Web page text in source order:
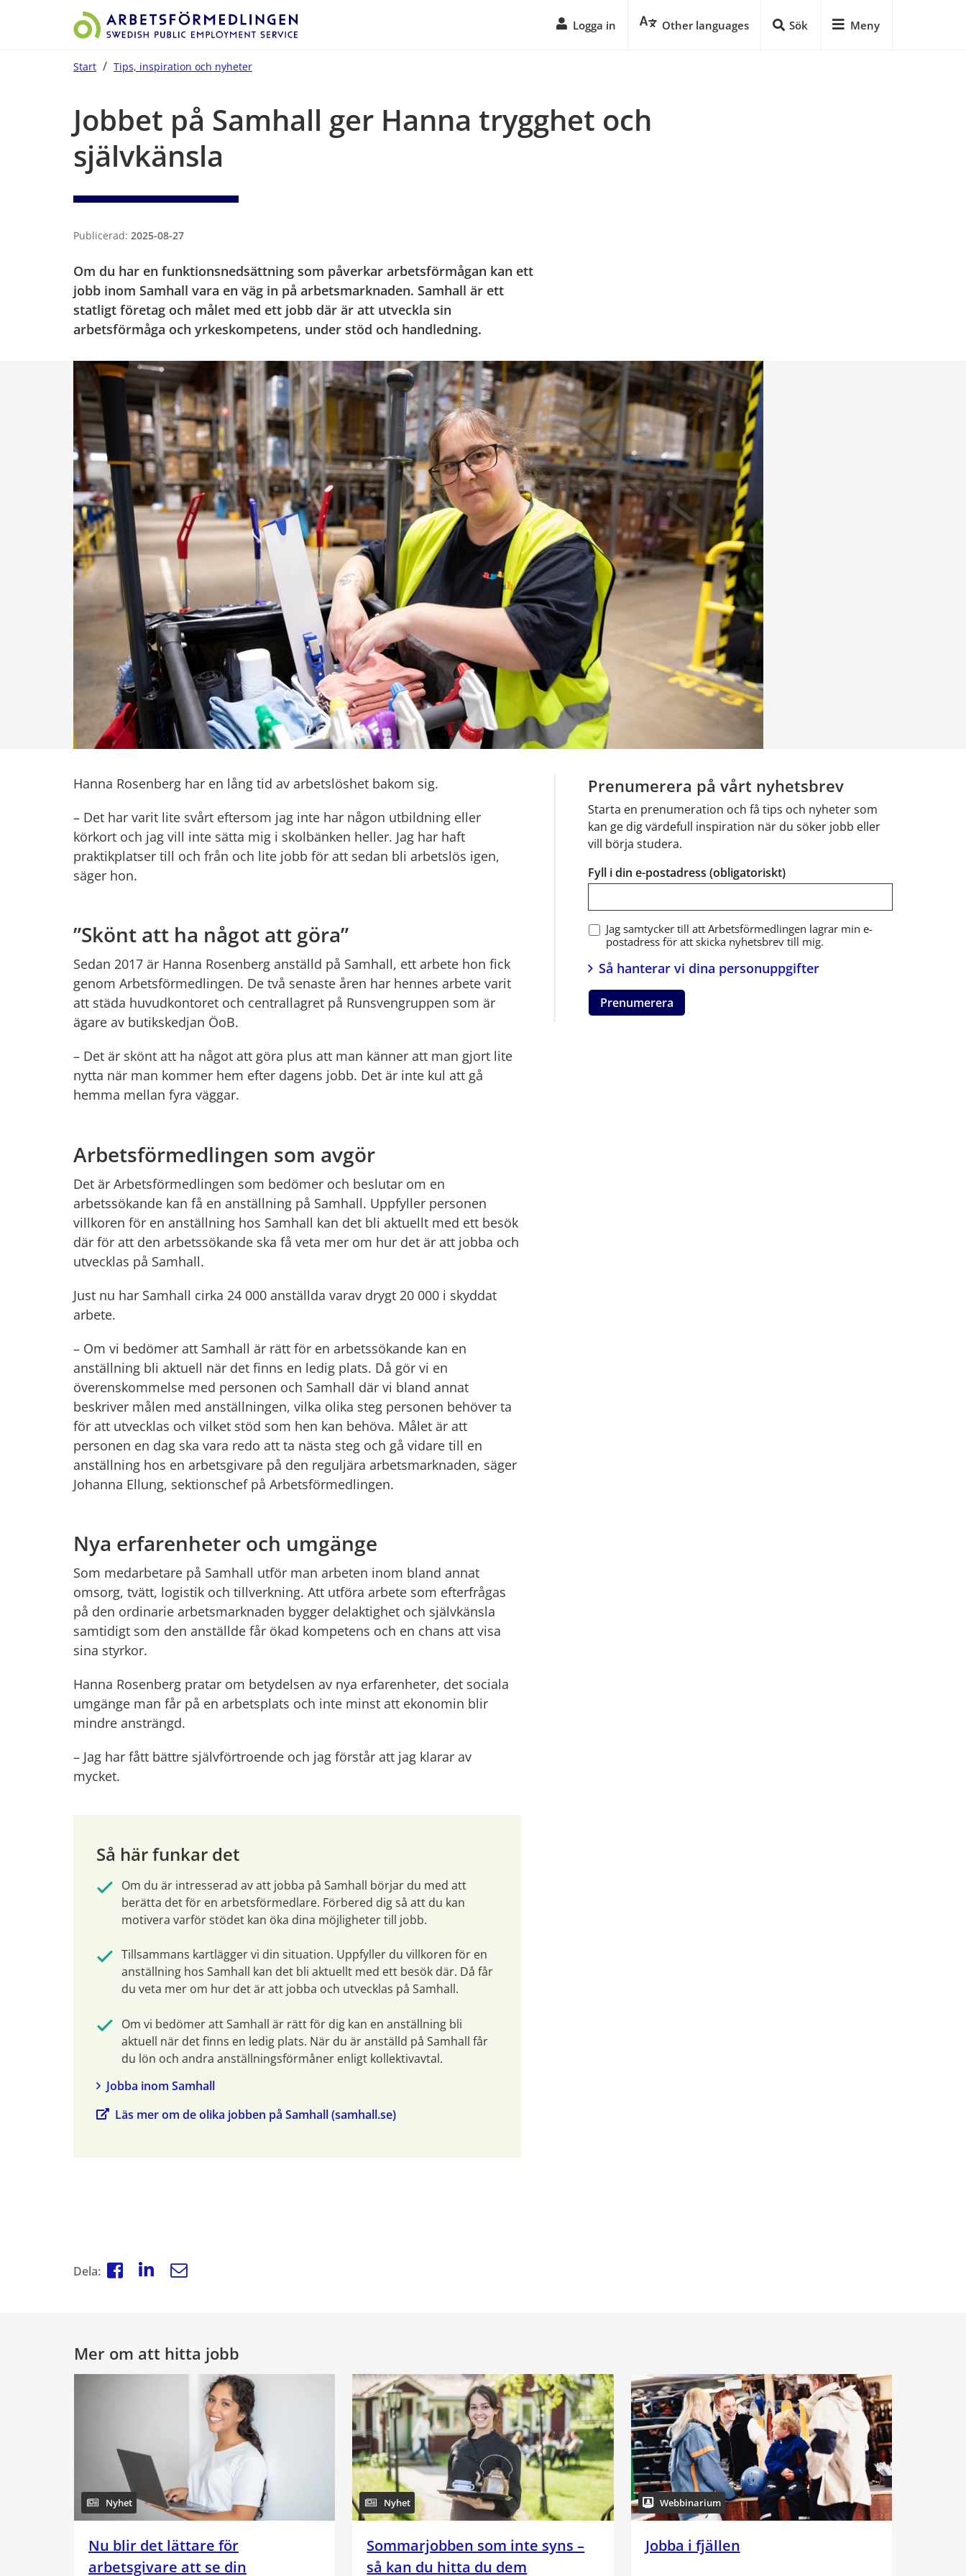
Logga in Other languages Sök Meny
Start / Tips, inspiration och nyheter
Jobbet på Samhall ger Hanna trygghet och
självkänsla
Publicerad: 2025-08-27
Om du har en funktionsnedsättning som påverkar arbetsförmågan kan ett
jobb inom Samhall vara en väg in på arbetsmarknaden. Samhall är ett
statligt företag och målet med ett jobb där är att utveckla sin
arbetsförmåga och yrkeskompetens, under stöd och handledning.
Hanna Rosenberg har en lång tid av arbetslöshet bakom sig.
– Det har varit lite svårt eftersom jag inte har någon utbildning eller
körkort och jag vill inte sätta mig i skolbänken heller. Jag har haft
praktikplatser till och från och lite jobb för att sedan bli arbetslös igen,
säger hon.
”Skönt att ha något att göra”
Sedan 2017 är Hanna Rosenberg anställd på Samhall, ett arbete hon fick
genom Arbetsförmedlingen. De två senaste åren har hennes arbete varit
att städa huvudkontoret och centrallagret på Runsvengruppen som är
ägare av butikskedjan ÖoB.
– Det är skönt att ha något att göra plus att man känner att man gjort lite
nytta när man kommer hem efter dagens jobb. Det är inte kul att gå
hemma mellan fyra väggar.
Arbetsförmedlingen som avgör
Det är Arbetsförmedlingen som bedömer och beslutar om en
arbetssökande kan få en anställning på Samhall. Uppfyller personen
villkoren för en anställning hos Samhall kan det bli aktuellt med ett besök
där för att den arbetssökande ska få veta mer om hur det är att jobba och
utvecklas på Samhall.
Just nu har Samhall cirka 24 000 anställda varav drygt 20 000 i skyddat
arbete.
– Om vi bedömer att Samhall är rätt för en arbetssökande kan en
anställning bli aktuell när det finns en ledig plats. Då gör vi en
överenskommelse med personen och Samhall där vi bland annat
beskriver målen med anställningen, vilka olika steg personen behöver ta
för att utvecklas och vilket stöd som hen kan behöva. Målet är att
personen en dag ska vara redo att ta nästa steg och gå vidare till en
anställning hos en arbetsgivare på den reguljära arbetsmarknaden, säger
Johanna Ellung, sektionschef på Arbetsförmedlingen.
Nya erfarenheter och umgänge
Som medarbetare på Samhall utför man arbeten inom bland annat
omsorg, tvätt, logistik och tillverkning. Att utföra arbete som efterfrågas
på den ordinarie arbetsmarknaden bygger delaktighet och självkänsla
samtidigt som den anställde får ökad kompetens och en chans att visa
sina styrkor.
Hanna Rosenberg pratar om betydelsen av nya erfarenheter, det sociala
umgänge man får på en arbetsplats och inte minst att ekonomin blir
mindre ansträngd.
– Jag har fått bättre självförtroende och jag förstår att jag klarar av
mycket.
Så här funkar det
Om du är intresserad av att jobba på Samhall börjar du med att
berätta det för en arbetsförmedlare. Förbered dig så att du kan
motivera varför stödet kan öka dina möjligheter till jobb.
Tillsammans kartlägger vi din situation. Uppfyller du villkoren för en
anställning hos Samhall kan det bli aktuellt med ett besök där. Då får
du veta mer om hur det är att jobba och utvecklas på Samhall.
Om vi bedömer att Samhall är rätt för dig kan en anställning bli
aktuell när det finns en ledig plats. När du är anställd på Samhall får
du lön och andra anställningsförmåner enligt kollektivavtal.
Jobba inom Samhall
Läs mer om de olika jobben på Samhall (samhall.se)
Prenumerera på vårt nyhetsbrev
Starta en prenumeration och få tips och nyheter som
kan ge dig värdefull inspiration när du söker jobb eller
vill börja studera.
Fyll i din e-postadress (obligatoriskt)
Jag samtycker till att Arbetsförmedlingen lagrar min e-
postadress för att skicka nyhetsbrev till mig.
Så hanterar vi dina personuppgifter
Prenumerera
Dela:
Mer om att hitta jobb
Nyhet
Nu blir det lättare för
arbetsgivare att se din
Nyhet
Sommarjobben som inte syns –
så kan du hitta du dem
Webbinarium
Jobba i fjällen